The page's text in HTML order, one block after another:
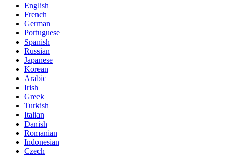
English
French
German
Portuguese
Spanish
Russian
Japanese
Korean
Arabic
Irish
Greek
Turkish
Italian
Danish
Romanian
Indonesian
Czech